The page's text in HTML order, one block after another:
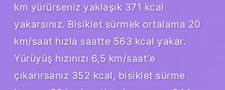
km yürürseniz yaklaşık 371 kcal
yakarsınız. Bisiklet sürmek ortalama 20
km/saat hızla saatte 563 kcal yakar.
Yürüyüş hızınızı 6,5 km/saat’e
çıkarırsanız 352 kcal, bisiklet sürme